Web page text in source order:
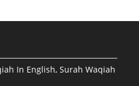
In English, Surah Waqiah